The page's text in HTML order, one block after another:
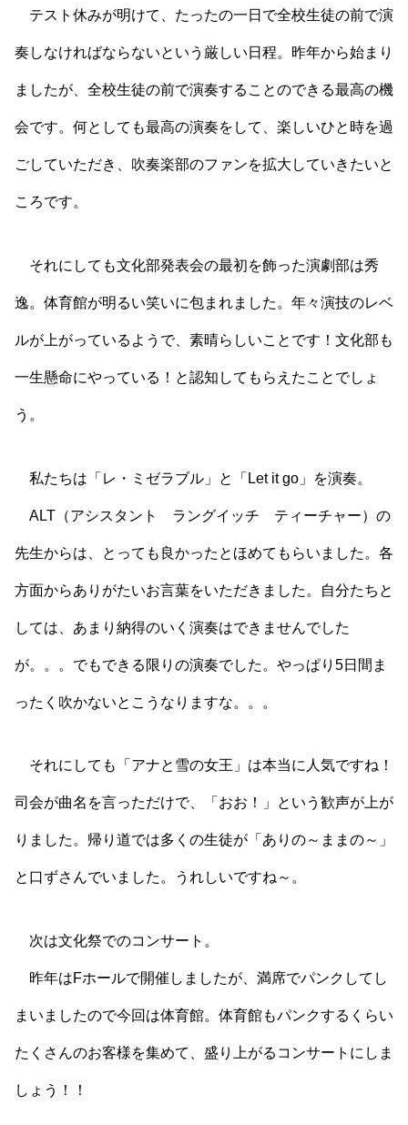
テスト休みが明けて、たったの一日で全校生徒の前で演
奏しなければならないという厳しい日程。昨年から始まり
ましたが、全校生徒の前で演奏することのできる最高の機
会です。何としても最高の演奏をして、楽しいひと時を過
ごしていただき、吹奏楽部のファンを拡大していきたいと
ころです。
それにしても文化部発表会の最初を飾った演劇部は秀
逸。体育館が明るい笑いに包まれました。年々演技のレベ
ルが上がっているようで、素晴らしいことです！文化部も
一生懸命にやっている！と認知してもらえたことでしょ
う。
私たちは「レ・ミゼラブル」と「Let it go」を演奏。
ALT（アシスタント ラングイッチ ティーチャー）の
先生からは、とっても良かったとほめてもらいました。各
方面からありがたいお言葉をいただきました。自分たちと
しては、あまり納得のいく演奏はできませんでした
が。。。でもできる限りの演奏でした。やっぱり5日間ま
ったく吹かないとこうなりますな。。。
それにしても「アナと雪の女王」は本当に人気ですね！
司会が曲名を言っただけで、「おお！」という歓声が上が
りました。帰り道では多くの生徒が「ありの～ままの～」
と口ずさんでいました。うれしいですね～。
次は文化祭でのコンサート。
昨年はFホールで開催しましたが、満席でパンクしてし
まいましたので今回は体育館。体育館もパンクするくらい
たくさんのお客様を集めて、盛り上がるコンサートにしま
しょう！！